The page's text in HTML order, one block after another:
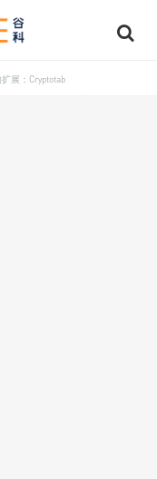
展：Cryptotab